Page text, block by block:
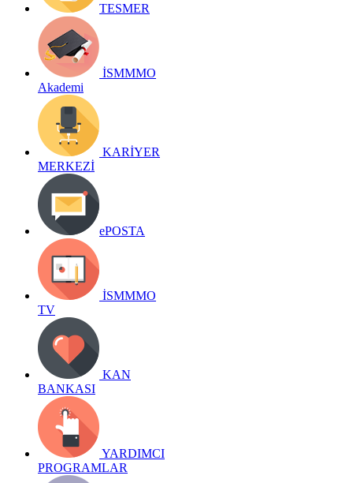
TESMER
İSMMMO
Akademi
KARİYER
MERKEZİ
ePOSTA
İSMMMO
TV
KAN
BANKASI
YARDIMCI
PROGRAMLAR